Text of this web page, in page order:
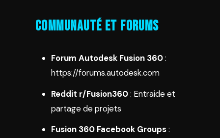
Communauté et Forums
Forum Autodesk Fusion 360:
https://forums.autodesk.com
Reddit r/Fusion360: Entraide et
partage de projets
Fusion 360 Facebook Groups: